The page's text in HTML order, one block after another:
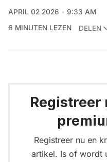
APRIL 02 2026
9:33 AM
6 MINUTEN LEZEN
DELEN
Registreer
Registreer nu en
artikel. Is of wordt